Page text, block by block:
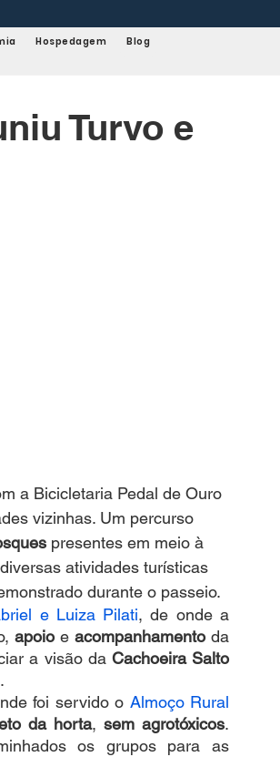
Hospedagem Blog
Turvo e
a Bicicletaria Pedal de Ouro
vizinhas. Um percurso
presentes em meio à
atividades turísticas
durante o passeio.
e Luiza Pilati, de onde a
apoio e acompanhamento da
a visão da Cachoeira Salto
foi servido o Almoço Rural
da horta, sem agrotóxicos.
os grupos para as